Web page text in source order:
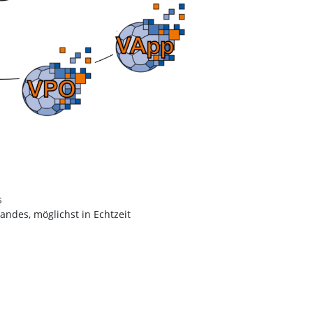
möglichst in Echtzeit